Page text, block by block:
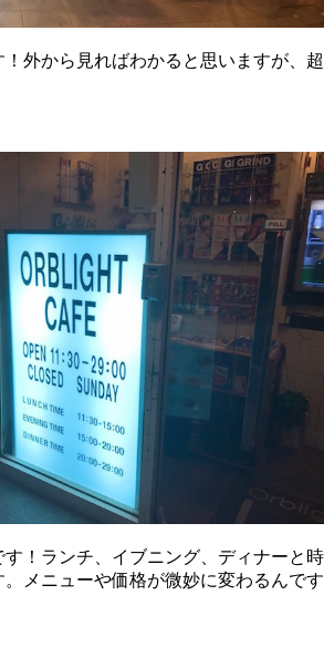
外から見ればわかると思いますが、超
！ランチ、イブニング、ディナーと時
メニューや価格が微妙に変わるんです